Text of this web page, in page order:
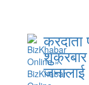
करदाता